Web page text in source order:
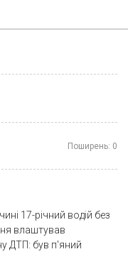
Поширень: 0
17-річний водій без
влаштував
ДТП: був п'яний